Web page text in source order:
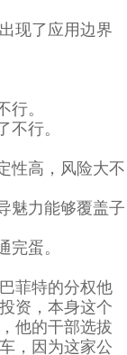
现了应用边界
。
行。
高，风险大不
力能够覆盖子
蛋。
菲特的分权他
资，本身这个
他的干部选拔
，因为这家公